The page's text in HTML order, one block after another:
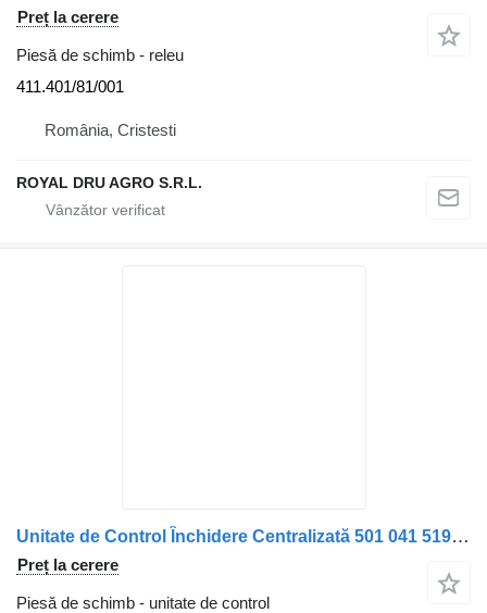
Preț la cerere
Piesă de schimb - releu
411.401/81/001
România, Cristesti
ROYAL DRU AGRO S.R.L.
Unitate de Control Închidere Centralizată 501 041 5191 pentru camion VDO 410 415 007 001 DAF 1388969
Preț la cerere
Piesă de schimb - unitate de control